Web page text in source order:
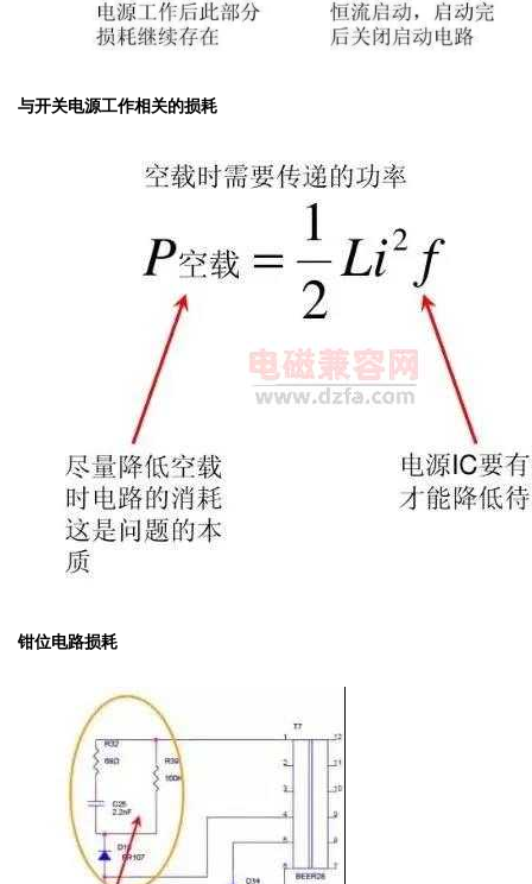
与开关电源工作相关的损耗
钳位电路损耗